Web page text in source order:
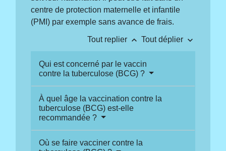
centre de protection maternelle et infantile
(PMI) par exemple sans avance de frais.
Tout replier keyboard_arrow_up Tout déplier keyboard_arrow_down
Qui est concerné par le vaccin
contre la tuberculose (BCG) ?
À quel âge la vaccination contre la
tuberculose (BCG) est-elle
recommandée ?
Où se faire vacciner contre la